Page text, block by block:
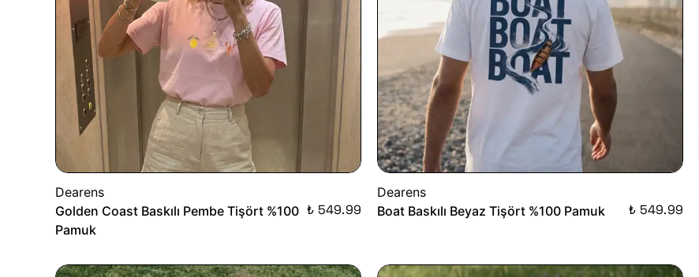
Dearens
Golden Coast Baskılı Pembe Tişört %100
Pamuk
₺ 549.99
Dearens
Boat Baskılı Beyaz Tişört %100 Pamuk
₺ 549.99